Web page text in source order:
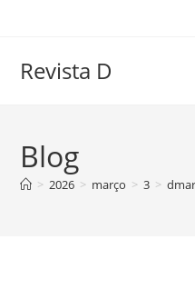
conteúdo
Revista D
Blog
> 2026 > março > 3 >